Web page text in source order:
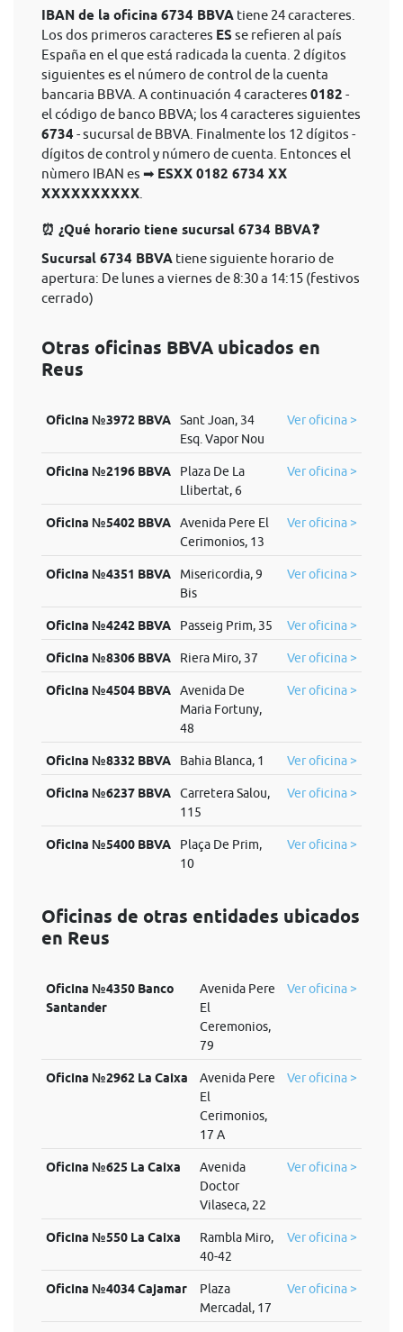
IBAN de la oficina 6734 BBVA tiene 24 caracteres.
Los dos primeros caracteres ES se refieren al país
España en el que está radicada la cuenta. 2 dígitos
siguientes es el número de control de la cuenta
bancaria BBVA. A continuación 4 caracteres 0182 -
el código de banco BBVA; los 4 caracteres siguientes
6734 - sucursal de BBVA. Finalmente los 12 dígitos -
dígitos de control y número de cuenta. Entonces el
nùmero IBAN es ➡ ESXX 0182 6734 XX
XXXXXXXXXX
⏰ ¿Qué horario tiene sucursal 6734 BBVA❓
Sucursal 6734 BBVA tiene siguiente horario de
apertura: De lunes a viernes de 8:30 a 14:15 (festivos
cerrado)
Otras oficinas BBVA ubicados en
Reus
Oficina №3972 BBVA
Sant Joan, 34
Esq. Vapor Nou
Ver oficina >
Oficina №2196 BBVA
Plaza De La
Llibertat, 6
Ver oficina >
Oficina №5402 BBVA
Avenida Pere El
Cerimonios, 13
Ver oficina >
Oficina №4351 BBVA
Misericordia, 9
Bis
Ver oficina >
Oficina №4242 BBVA Passeig Prim, 35 Ver oficina >
Oficina №8306 BBVA Riera Miro, 37 Ver oficina >
Oficina №4504 BBVA
Avenida De
Maria Fortuny,
48
Ver oficina >
Oficina №8332 BBVA Bahia Blanca, 1 Ver oficina >
Oficina №6237 BBVA
Carretera Salou,
115
Ver oficina >
Oficina №5400 BBVA
Plaça De Prim,
10
Ver oficina >
Oficinas de otras entidades ubicados
en Reus
Oficina №4350 Banco
Santander
Avenida Pere
El
Ceremonios,
79
Ver oficina >
Oficina №2962 La Caixa
Avenida Pere
El
Cerimonios,
17 A
Ver oficina >
Oficina №625 La Caixa
Avenida
Doctor
Vilaseca, 22
Ver oficina >
Oficina №550 La Caixa
Rambla Miro,
40-42
Ver oficina >
Oficina №4034 Cajamar
Plaza
Mercadal, 17
Ver oficina >